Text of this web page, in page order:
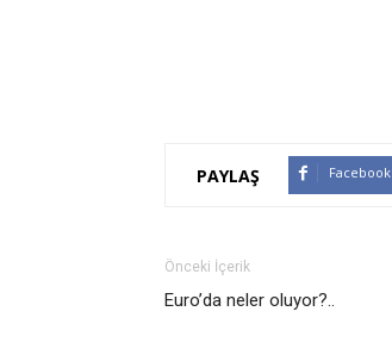
PAYLAŞ Facebook
Önceki İçerik
Euro’da neler oluyor?..